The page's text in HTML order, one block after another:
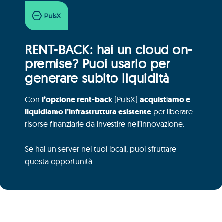
RENT-BACK: hai un cloud on-
premise? Puoi usarlo per
generare subito liquidità
Con l’opzione rent-back (PulsX) acquistiamo e
liquidiamo l’infrastruttura esistente per liberare
risorse finanziarie da investire nell’innovazione.
Se hai un server nei tuoi locali, puoi sfruttare
questa opportunità.